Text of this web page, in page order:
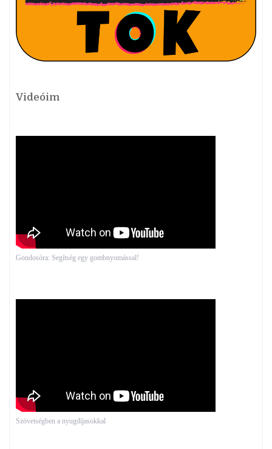
Videóim
Gondosóra: Segítség egy gombnyomással!
Szövetségben a nyugdíjasokkal